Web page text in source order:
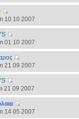
10 10 2007
01 10 2007
21 09 2007
21 09 2007
14 05 2007